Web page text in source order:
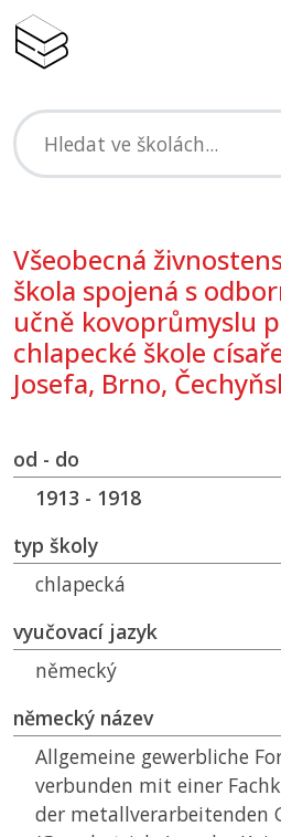
Všeobecná
škola spojená s
učně kovoprůmyslu
chlapecké škole
Josefa, Brno,
od - do
1913 - 1918
typ školy
chlapecká
vyučovací jazyk
německý
německý název
Allgemeine gewerbliche
verbunden mit einer
der metallverarbeitenden